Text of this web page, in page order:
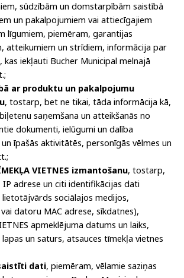
sūdzībām un domstarpībām saistībā
un pakalpojumiem vai attiecīgajiem
līgumiem, piemēram, garantijas
atteikumiem un strīdiem, informācija par
kas iekļauti Bucher Municipal melnajā
ar produktu un pakalpojumu
, tostarp, bet ne tikai, tāda informācija kā,
saņemšana un atteikšanās no
dokumenti, ielūgumi un dalība
īpašās aktivitātēs, personīgās vēlmes un
VIETNES izmantošanu, tostarp,
adrese un citi identifikācijas dati
sociālajos medijos,
datoru MAC adrese, sīkdatnes),
apmeklējuma datums un laiks,
un saturs, atsauces tīmekļa vietnes
dati, piemēram, vēlamie saziņas